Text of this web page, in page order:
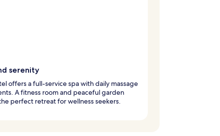
serenity
offers a full-service spa with daily massage
A fitness room and peaceful garden
perfect retreat for wellness seekers.